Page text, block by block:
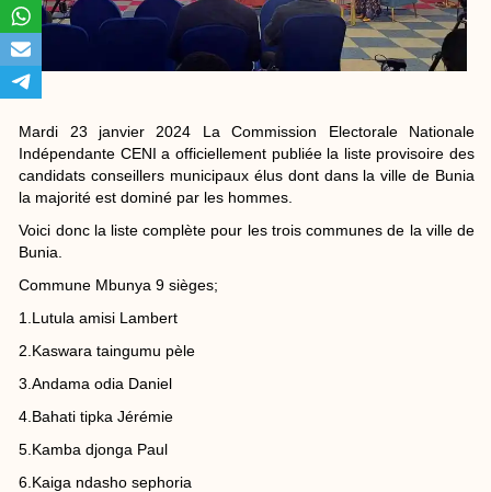
Mardi 23 janvier 2024 La Commission Electorale Nationale
Indépendante CENI a officiellement publiée la liste provisoire des
candidats conseillers municipaux élus dont dans la ville de Bunia
la majorité est dominé par les hommes.
Voici donc la liste complète pour les trois communes de la ville de
Bunia.
Commune Mbunya 9 sièges;
1.Lutula amisi Lambert
2.Kaswara taingumu pèle
3.Andama odia Daniel
4.Bahati tipka Jérémie
5.Kamba djonga Paul
6.Kaiga ndasho sephoria